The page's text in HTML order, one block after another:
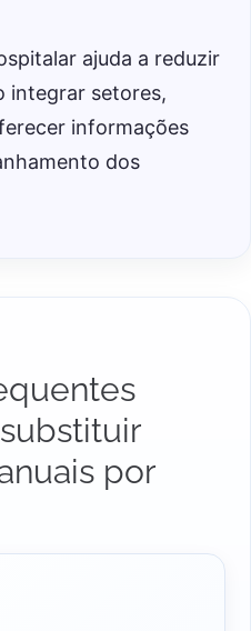
ajuda a reduzir
integrar setores,
informações
dos
por